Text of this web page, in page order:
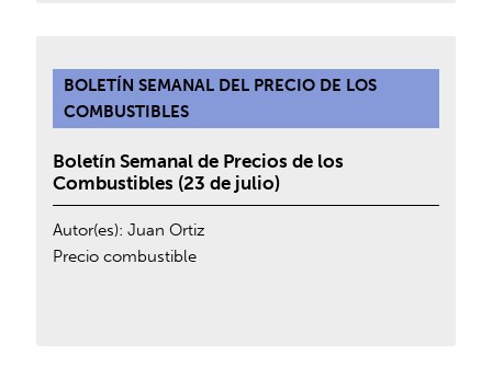
BOLETÍN SEMANAL DEL PRECIO DE LOS
COMBUSTIBLES
Boletín Semanal de Precios de los
Combustibles (23 de julio)
Autor(es):Juan Ortiz
Precio combustible